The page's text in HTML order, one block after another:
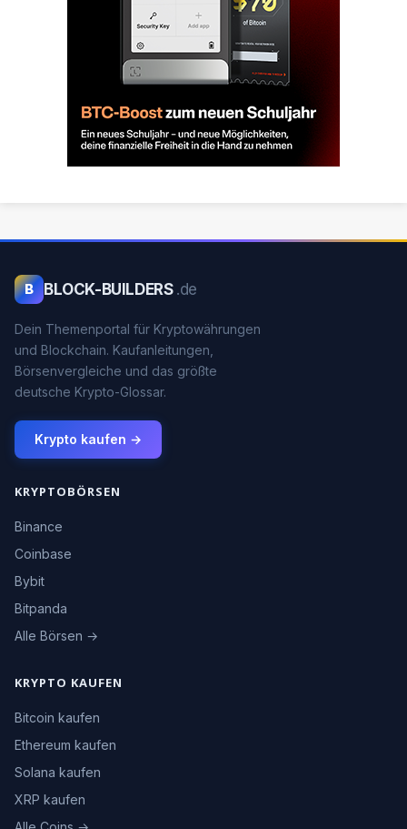
B BLOCK-BUILDERS .de
Dein Themenportal für Kryptowährungen
und Blockchain. Kaufanleitungen,
Börsenvergleiche und das größte
deutsche Krypto-Glossar.
Krypto kaufen →
KRYPTOBÖRSEN
Binance
Coinbase
Bybit
Bitpanda
Alle Börsen →
KRYPTO KAUFEN
Bitcoin kaufen
Ethereum kaufen
Solana kaufen
XRP kaufen